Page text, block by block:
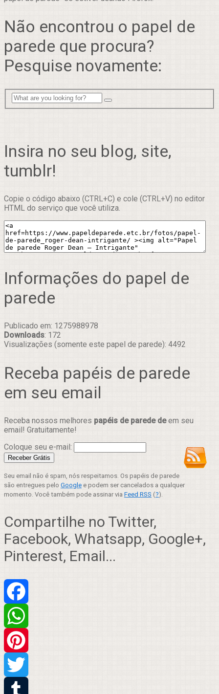
Não encontrou o papel de
parede que procura?
Pesquise novamente:
Insira no seu blog, site,
tumblr!
Copie o código abaixo (CTRL+C) e cole (CTRL+V) no editor
HTML do serviço que você utiliza.
Informações do papel de
parede
Publicado em: 1275988978
Downloads: 172
Visualizações (somente este papel de parede): 4492
Receba papéis de parede
em seu email
Receba nossos melhores papéis de parede deem seu
email! Gratuitamente!
Coloque seu e-mail:
Seu email não é spam, nós respeitamos. Os papéis de parede
são entregues pelo Google e podem ser cancelados a qualquer
momento. Você também pode assinar via Feed RSS (?).
Compartilhe no Twitter,
Facebook, Whatsapp, Google+,
Pinterest, Email...
Facebook
WhatsApp
Pinterest
Twitter